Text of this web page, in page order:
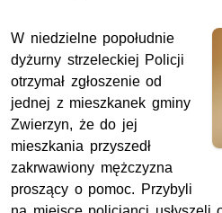
W niedzielne popołudnie
dyżurny strzeleckiej Policji
otrzymał zgłoszenie od
jednej z mieszkanek gminy
Zwierzyn, że do jej
mieszkania przyszedł
zakrwawiony mężczyzna
proszący o pomoc. Przybyli